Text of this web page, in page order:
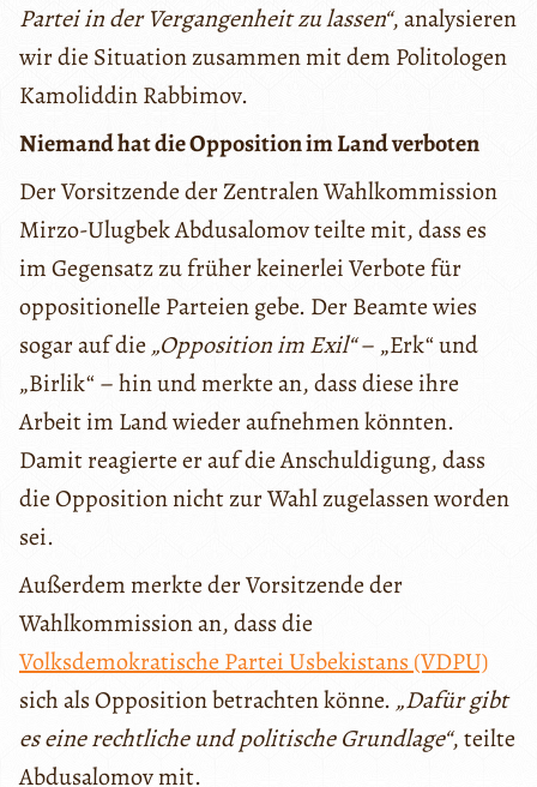
Partei in der Vergangenheit zu lassen“, analysieren
wir die Situation zusammen mit dem Politologen
Kamoliddin Rabbimov.
Niemand hat die Opposition im Land verboten
Der Vorsitzende der Zentralen Wahlkommission
Mirzo-Ulugbek Abdusalomov teilte mit, dass es
im Gegensatz zu früher keinerlei Verbote für
oppositionelle Parteien gebe. Der Beamte wies
sogar auf die„Opposition im Exil“– „Erk“ und
„Birlik“ – hin und merkte an, dass diese ihre
Arbeit im Land wieder aufnehmen könnten.
Damit reagierte er auf die Anschuldigung, dass
die Opposition nicht zur Wahl zugelassen worden
sei.
Außerdem merkte der Vorsitzende der
Wahlkommission an, dass die
Volksdemokratische Partei Usbekistans (VDPU)
sich als Opposition betrachten könne. „Dafür gibt
es eine rechtliche und politische Grundlage“, teilte
Abdusalomov mit.